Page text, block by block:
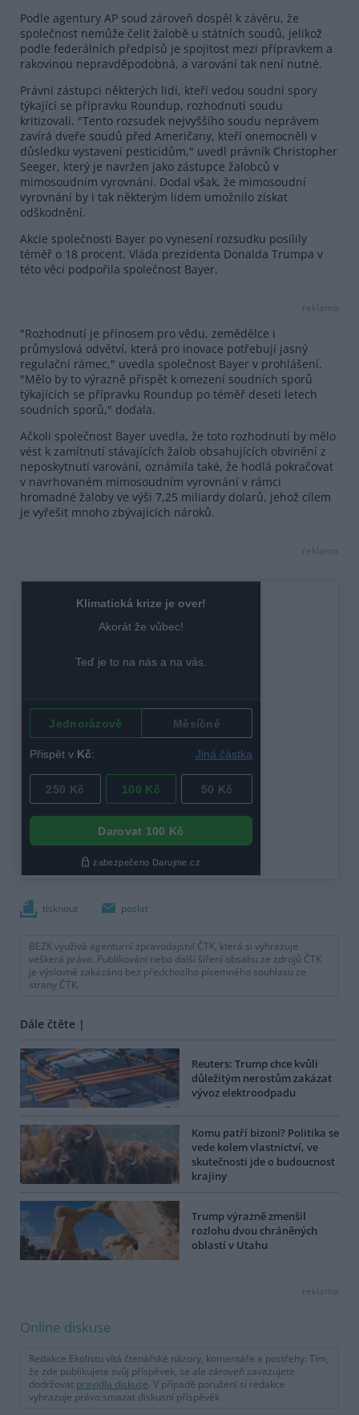
Podle agentury AP soud zároveň dospěl k závěru, že
společnost nemůže čelit žalobě u státních soudů, jelikož
podle federálních předpisů je spojitost mezi přípravkem a
rakovinou nepravděpodobná, a varování tak není nutné.
Právní zástupci některých lidí, kteří vedou soudní spory
týkající se přípravku Roundup, rozhodnutí soudu
kritizovali. "Tento rozsudek nejvyššího soudu neprávem
zavírá dveře soudů před Američany, kteří onemocněli v
důsledku vystavení pesticidům," uvedl právník Christopher
Seeger, který je navržen jako zástupce žalobců v
mimosoudním vyrovnání. Dodal však, že mimosoudní
vyrovnání by i tak některým lidem umožnilo získat
odškodnění.
Akcie společnosti Bayer po vynesení rozsudku posílily
téměř o 18 procent. Vláda prezidenta Donalda Trumpa v
této věci podpořila společnost Bayer.
reklama
"Rozhodnutí je přínosem pro vědu, zemědělce i
průmyslová odvětví, která pro inovace potřebují jasný
regulační rámec," uvedla společnost Bayer v prohlášení.
"Mělo by to výrazně přispět k omezení soudních sporů
týkajících se přípravku Roundup po téměř deseti letech
soudních sporů," dodala.
Ačkoli společnost Bayer uvedla, že toto rozhodnutí by mělo
vést k zamítnutí stávajících žalob obsahujících obvinění z
neposkytnutí varování, oznámila také, že hodlá pokračovat
v navrhovaném mimosoudním vyrovnání v rámci
hromadné žaloby ve výši 7,25 miliardy dolarů, jehož cílem
je vyřešit mnoho zbývajících nároků.
reklama
tisknout poslat
BEZK využívá agenturní zpravodajství ČTK, která si vyhrazuje
veškerá práva. Publikování nebo další šíření obsahu ze zdrojů ČTK
je výslovně zakázáno bez předchozího písemného souhlasu ze
strany ČTK.
Dále čtěte |
Reuters: Trump chce kvůli
důležitým nerostům zakázat
vývoz elektroodpadu
Komu patří bizoni? Politika se
vede kolem vlastnictví, ve
skutečnosti jde o budoucnost
krajiny
Trump výrazně zmenšil
rozlohu dvou chráněných
oblastí v Utahu
reklama
Online diskuse
Redakce Ekolistu vítá čtenářské názory, komentáře a postřehy. Tím,
že zde publikujete svůj příspěvek, se ale zároveň zavazujete
dodržovat pravidla diskuse. V případě porušení si redakce
vyhrazuje právo smazat diskusní příspěvěk